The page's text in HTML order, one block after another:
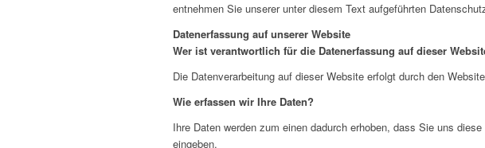
entnehmen Sie unserer unter diesem Text aufgeführten
Datenerfassung auf unserer Website
Wer ist verantwortlich für die Datenerfassung auf dieser
Die Datenverarbeitung auf dieser Website erfolgt durch den
Wie erfassen wir Ihre Daten?
Ihre Daten werden zum einen dadurch erhoben, dass Sie uns
eingeben.